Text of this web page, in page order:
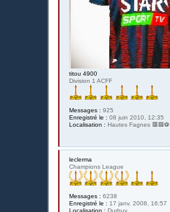
titou 4900
Division 1 ACFF
Messages : 925
Enregistré le : 08 juin 2010, 12:35
Localisation : Hautes Fagnes 🟥🟦⚽️
leclerma
Champions League
Messages : 6238
Enregistré le : 17 janv. 2008, 16:57